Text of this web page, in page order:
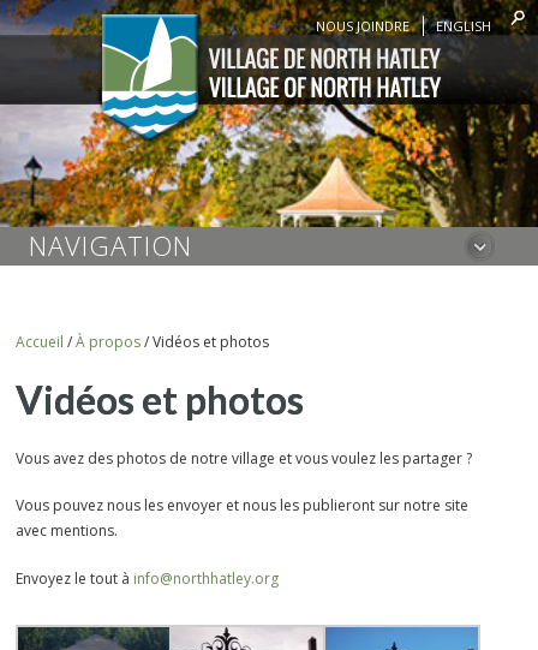
NOUS JOINDRE ENGLISH
NAVIGATION
Accueil /À propos/Vidéos et photos
Vidéos et photos
Vous avez des photos de notre village et vous voulez les partager ?
Vous pouvez nous les envoyer et nous les publieront sur notre site
avec mentions.
Envoyez le tout à info@northhatley.org